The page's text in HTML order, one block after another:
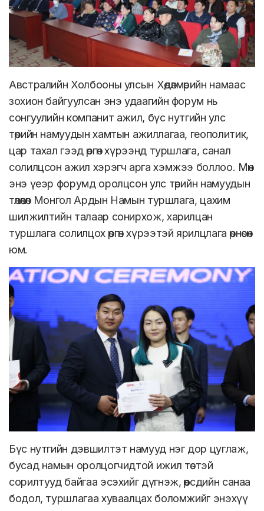
Австралийн Холбооны улсын Хөдөлмөрийн намаас
зохион байгуулсан энэ удаагийн форум нь
сонгуулийн компанит ажил, бүс нутгийн улс
төрийн намуудын хамтын ажиллагаа, геополитик,
цар тахал гээд өргөн хүрээнд туршлага, санал
солилцсон ажил хэрэгч арга хэмжээ боллоо. Мөн
энэ үеэр форумд оролцсон улс төрийн намуудын
төлөөлөл Монгол Ардын Намын туршлага, цахим
шилжилтийн талаар сонирхож, харилцан
туршлага солилцох өргөн хүрээтэй ярилцлага өрнөсөн
юм.
Бүс нутгийн дэвшилтэт намууд нэг дор цуглаж,
бусад намын оролцогчидтой ижил төстэй
сорилтууд байгаа эсэхийг дүгнэж, өөрсдийн санаа
бодол, туршлагаа хуваалцах боломжийг энэхүү